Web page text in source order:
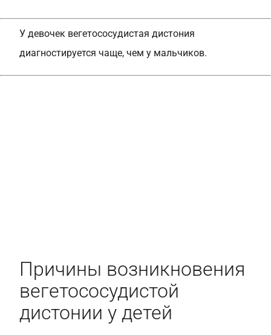
У девочек вегетососудистая дистония
диагностируется чаще, чем у мальчиков.
Причины возникновения
вегетососудистой
дистонии у детей